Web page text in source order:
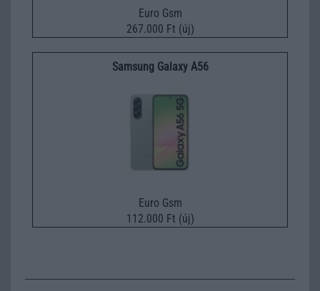
Euro Gsm
267.000 Ft (új)
Samsung Galaxy A56
Euro Gsm
112.000 Ft (új)